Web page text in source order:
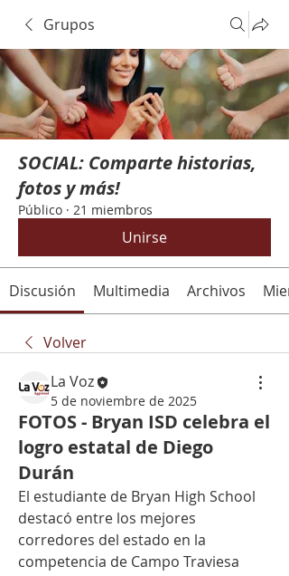
Grupos
SOCIAL: Comparte historias,
fotos y más!
Público · 21 miembros
Unirse
Discusión Multimedia Archivos
Volver
La Voz
5 de noviembre de 2025
FOTOS - Bryan ISD celebra el
logro estatal de Diego
Durán
El estudiante de Bryan High School
destacó entre los mejores
corredores del estado en la
competencia de Campo Traviesa